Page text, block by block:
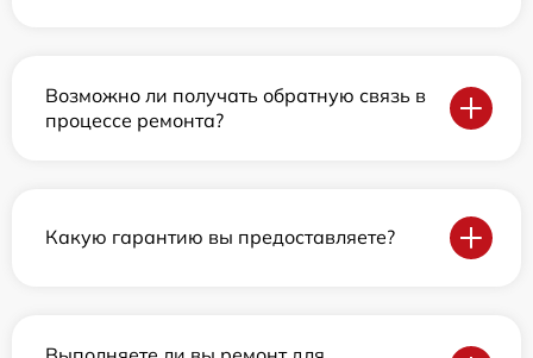
Возможно ли получать обратную связь в
процессе ремонта?
Какую гарантию вы предоставляете?